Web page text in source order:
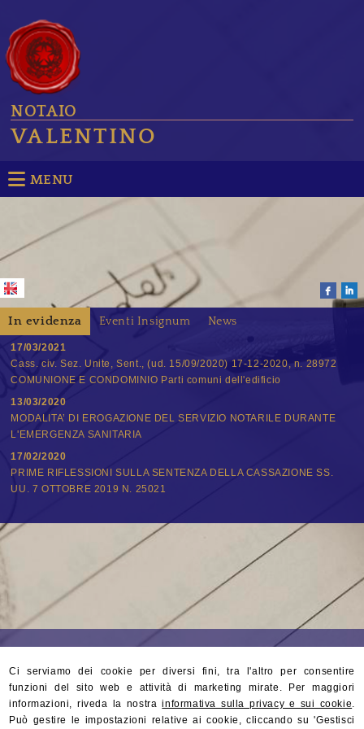
Ci serviamo dei cookie per diversi fini, tra l'altro per consentire
funzioni del sito web e attività di marketing mirate. Per maggiori
informazioni, riveda la nostrainformativa sulla privacy e sui cookie.
Può gestire le impostazioni relative ai cookie, cliccando su 'Gestisci
NOTAIO
VALENTINO
MENU
In evidenza Eventi Insignum News
17/03/2021
Cass. civ. Sez. Unite, Sent., (ud. 15/09/2020) 17-12-2020, n. 28972
COMUNIONE E CONDOMINIO Parti comuni dell'edificio
13/03/2020
MODALITA’ DI EROGAZIONE DEL SERVIZIO NOTARILE DURANTE
L'EMERGENZA SANITARIA
17/02/2020
PRIME RIFLESSIONI SULLA SENTENZA DELLA CASSAZIONE SS.
UU. 7 OTTOBRE 2019 N. 25021